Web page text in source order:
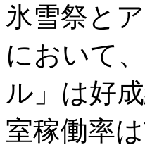
氷雪祭と
において
ル」は好
室稼働率